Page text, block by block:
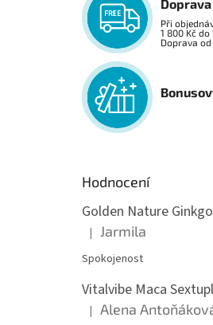
Při
1 800 Kč do
Doprava od
Hodnocení
Hodnocení produktu je 5 z
| Jarmila
Spokojenost
Hodnocení produktu je 5 z
| Alena